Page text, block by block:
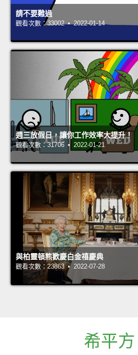
請不要難過
觀看次數：33002 • 2022-01-14
週三放假日，讓你工作效率大提升！
觀看次數：31706 • 2022-01-21
與柏靈頓熊歡慶白金禧慶典
觀看次數：23863 • 2022-07-28
希平方